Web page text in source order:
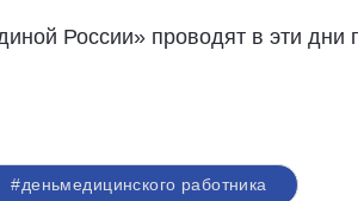
России» проводят в эти дни
#деньмедицинского работника